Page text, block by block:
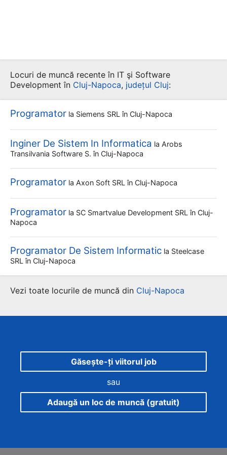
Locuri de muncă recente în IT şi Software
Development în Cluj-Napoca, județul Cluj:
Programator la Siemens SRL în Cluj-Napoca
Inginer De Sistem In Informatica la Arobs
Transilvania Software S. în Cluj-Napoca
Programator la Axon Soft SRL în Cluj-Napoca
Programator la SC Smartvalue Development SRL în Cluj-
Napoca
Programator De Sistem Informatic la Steelcase
SRL în Cluj-Napoca
Vezi toate locurile de muncă din Cluj-Napoca
Găsește-ți viitorul job
sau
Adaugă un loc de muncă (gratuit)